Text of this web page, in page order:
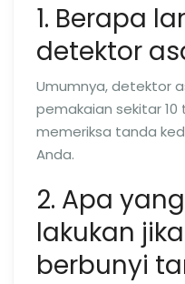
1. Berapa
detektor
Umumnya, detektor
pemakaian sekitar
memeriksa tanda
Anda.
2. Apa
lakukan
berbunyi